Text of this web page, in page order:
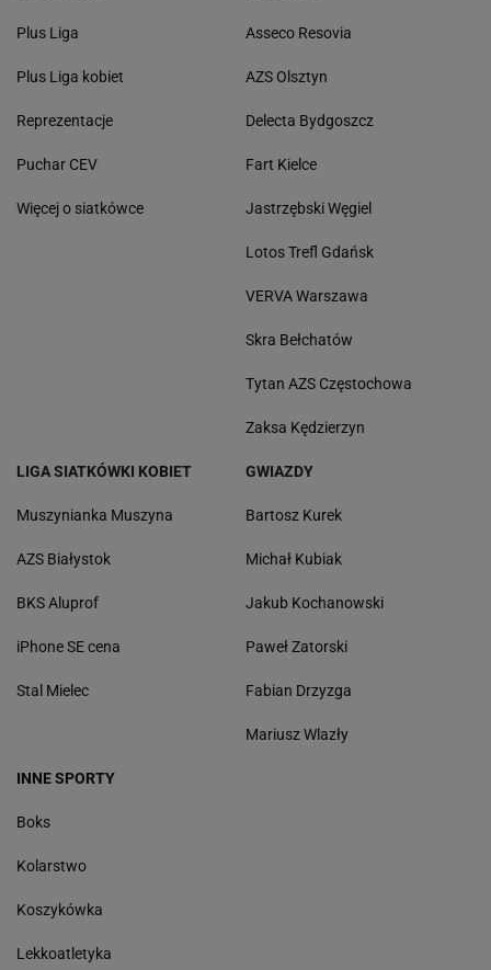
Plus Liga
Plus Liga kobiet
Reprezentacje
Puchar CEV
Więcej o siatkówce
Asseco Resovia
AZS Olsztyn
Delecta Bydgoszcz
Fart Kielce
Jastrzębski Węgiel
Lotos Trefl Gdańsk
VERVA Warszawa
Skra Bełchatów
Tytan AZS Częstochowa
Zaksa Kędzierzyn
LIGA SIATKÓWKI KOBIET
Muszynianka Muszyna
AZS Białystok
BKS Aluprof
iPhone SE cena
Stal Mielec
GWIAZDY
Bartosz Kurek
Michał Kubiak
Jakub Kochanowski
Paweł Zatorski
Fabian Drzyzga
Mariusz Wlazły
INNE SPORTY
Boks
Kolarstwo
Koszykówka
Lekkoatletyka